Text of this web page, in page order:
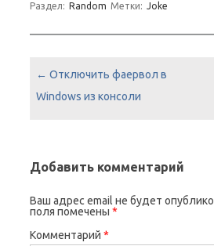
Раздел: Random Метки: Joke
Навигация по записям
← Отключить фаервол в
Windows из консоли
Добавить комментарий
Ваш адрес email не будет
поля помечены *
Комментарий *